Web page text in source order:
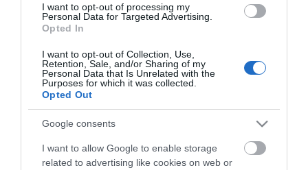
I want to opt-out of processing my
Personal Data for Targeted Advertising.
Opted In
I want to opt-out of Collection, Use,
Retention, Sale, and/or Sharing of my
Personal Data that Is Unrelated with the
Purposes for which it was collected.
Opted Out
Google consents
I want to allow Google to enable storage
related to advertising like cookies on web or
Αυτό το προϊόν έχει εξαντληθεί
ΠΕΡΙΓΡΑΦΉ
ΧΑΡΑΚΤΗΡΙΣΤΙΚΆ
ΚΌΣΤΟΣ ΜΕΤΑΦΟΡΙΚΏΝ